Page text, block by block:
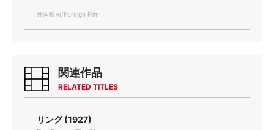
外国映画/Foreign Film
関連作品
RELATED TITLES
リング (1927)